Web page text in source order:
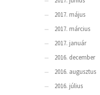
2017. május
2017. március
2017. január
2016. december
2016. augusztus
2016. július